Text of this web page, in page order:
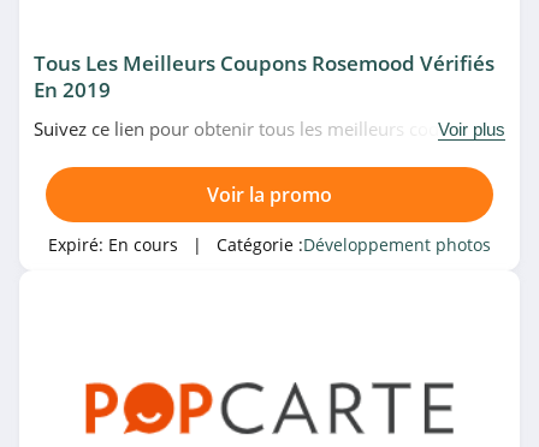
Tous Les Meilleurs Coupons Rosemood Vérifiés
En 2019
Suivez ce lien pour obtenir tous les meilleurs codes
moment. Venez très vite!
Voir plus
Voir la promo
Expiré: En cours | Catégorie :Développement photos